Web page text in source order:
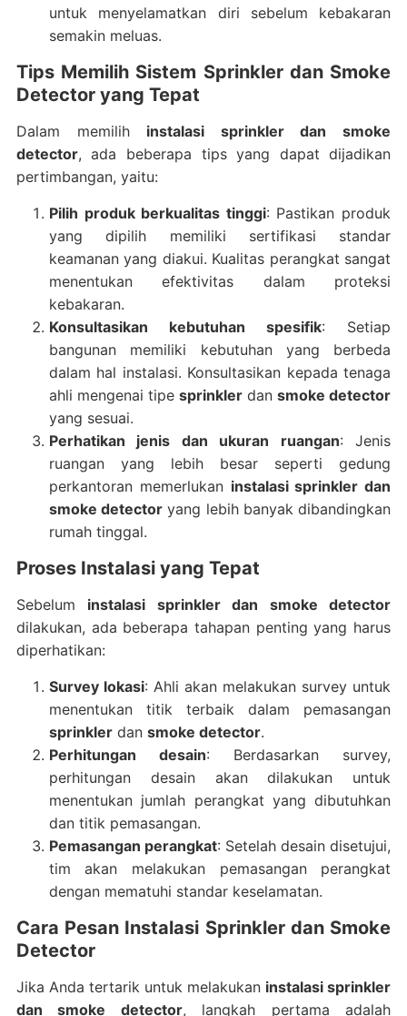
untuk menyelamatkan diri sebelum kebakaran
semakin meluas.
Tips Memilih Sistem Sprinkler dan Smoke
Detector yang Tepat
Dalam memilih instalasi sprinkler dan smoke
detector, ada beberapa tips yang dapat dijadikan
pertimbangan, yaitu:
Pilih produk berkualitas tinggi: Pastikan produk
yang dipilih memiliki sertifikasi standar
keamanan yang diakui. Kualitas perangkat sangat
menentukan efektivitas dalam proteksi
kebakaran.
Konsultasikan kebutuhan spesifik: Setiap
bangunan memiliki kebutuhan yang berbeda
dalam hal instalasi. Konsultasikan kepada tenaga
ahli mengenai tipe sprinkler dansmoke detector
yang sesuai.
Perhatikan jenis dan ukuran ruangan: Jenis
ruangan yang lebih besar seperti gedung
perkantoran memerlukan instalasi sprinkler dan
smoke detector yang lebih banyak dibandingkan
rumah tinggal.
Proses Instalasi yang Tepat
Sebelum instalasi sprinkler dan smoke detector
dilakukan, ada beberapa tahapan penting yang harus
diperhatikan:
Survey lokasi: Ahli akan melakukan survey untuk
menentukan titik terbaik dalam pemasangan
sprinklerdan smoke detector.
Perhitungan desain: Berdasarkan survey,
perhitungan desain akan dilakukan untuk
menentukan jumlah perangkat yang dibutuhkan
dan titik pemasangan.
Pemasangan perangkat: Setelah desain disetujui,
tim akan melakukan pemasangan perangkat
dengan mematuhi standar keselamatan.
Cara Pesan Instalasi Sprinkler dan Smoke
Detector
Jika Anda tertarik untuk melakukan instalasi sprinkler
dan smoke detector, langkah pertama adalah